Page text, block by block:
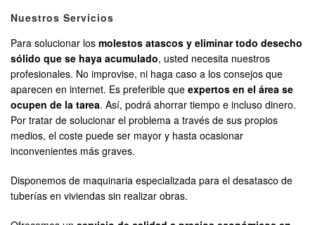
Nuestros Servicios
Para solucionar los molestos atascos y eliminar todo desecho
sólido que se haya acumulado, usted necesita nuestros
profesionales. No improvise, ni haga caso a los consejos que
aparecen en internet. Es preferible que expertos en el área se
ocupen de la tarea. Así, podrá ahorrar tiempo e incluso dinero.
Por tratar de solucionar el problema a través de sus propios
medios, el coste puede ser mayor y hasta ocasionar
inconvenientes más graves.
Disponemos de maquinaria especializada para el desatasco de
tuberías en viviendas sin realizar obras.